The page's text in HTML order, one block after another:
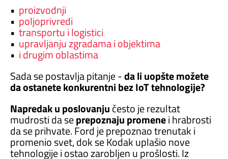
• proizvodnji
• poljoprivredi
• transportu i logistici
• upravljanju zgradama i objektima
• i drugim oblastima
Sada se postavlja pitanje -da li uopšte možete
da ostanete konkurentni bez IoT tehnologije?
Napredak u poslovanjučesto je rezultat
mudrosti da seprepoznaju promenei hrabrosti
da se prihvate. Ford je prepoznao trenutak i
promenio svet, dok se Kodak uplašio nove
tehnologije i ostao zarobljen u prošlosti. Iz